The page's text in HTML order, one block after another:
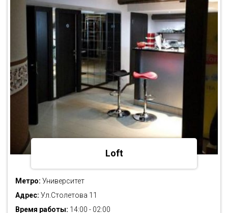
Loft
Метро: Университет
Адрес: Ул.Столетова 11
Время работы: 14:00 - 02:00